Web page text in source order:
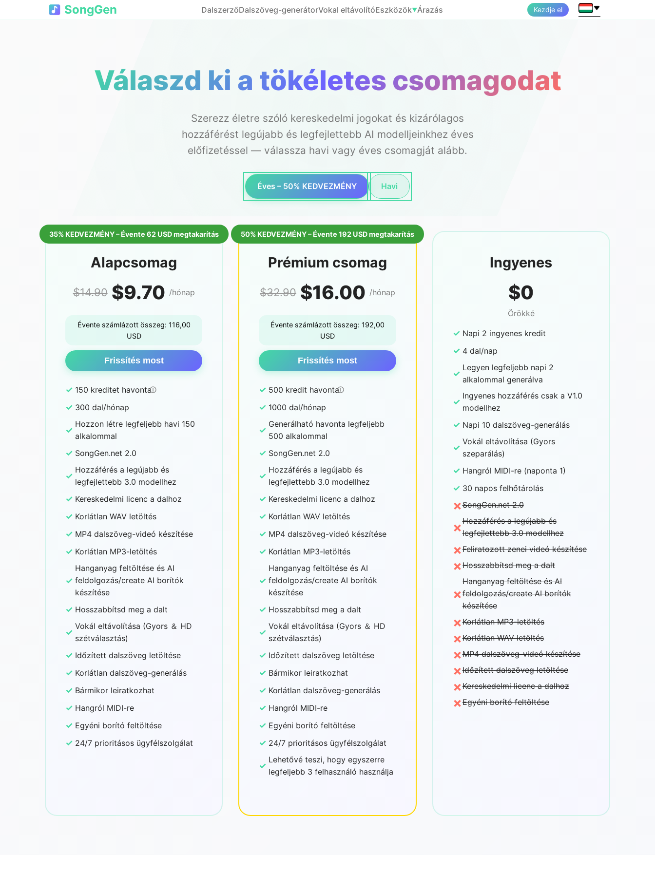
SongGen DalszerzőDalszöveg-generátorVokal eltávolítóEszközök▼Árazás Kezdje el
Válaszd ki a tökéletes csomagodat
Szerezz életre szóló kereskedelmi jogokat és kizárólagos
hozzáférést legújabb és legfejlettebb AI modelljeinkhez éves
előfizetéssel — válassza havi vagy éves csomagját alább.
Éves – 50% KEDVEZMÉNY Havi
35% KEDVEZMÉNY – Évente 62 USD megtakarítás
Alapcsomag
$14.90 $9.70 /hónap
Évente számlázott összeg: 116,00
USD
Frissítés most
✓ 150 kreditet havonta
✓ 300 dal/hónap
✓
Hozzon létre legfeljebb havi 150
alkalommal
✓ SongGen.net 2.0
✓
Hozzáférés a legújabb és
legfejlettebb 3.0 modellhez
✓ Kereskedelmi licenc a dalhoz
✓ Korlátlan WAV letöltés
✓ MP4 dalszöveg-videó készítése
✓ Korlátlan MP3-letöltés
✓
Hanganyag feltöltése és AI
feldolgozás/create AI borítók
készítése
✓ Hosszabbítsd meg a dalt
✓
Vokál eltávolítása (Gyors ＆ HD
szétválasztás)
✓ Időzített dalszöveg letöltése
✓ Korlátlan dalszöveg-generálás
✓ Bármikor leiratkozhat
✓ Hangról MIDI-re
✓ Egyéni borító feltöltése
✓ 24/7 prioritásos ügyfélszolgálat
50% KEDVEZMÉNY – Évente 192 USD megtakarítás
Prémium csomag
$32.90 $16.00 /hónap
Évente számlázott összeg: 192,00
USD
Frissítés most
✓ 500 kredit havonta
✓ 1000 dal/hónap
✓
Generálható havonta legfeljebb
500 alkalommal
✓ SongGen.net 2.0
✓
Hozzáférés a legújabb és
legfejlettebb 3.0 modellhez
✓ Kereskedelmi licenc a dalhoz
✓ Korlátlan WAV letöltés
✓ MP4 dalszöveg-videó készítése
✓ Korlátlan MP3-letöltés
✓
Hanganyag feltöltése és AI
feldolgozás/create AI borítók
készítése
✓ Hosszabbítsd meg a dalt
✓
Vokál eltávolítása (Gyors ＆ HD
szétválasztás)
✓ Időzített dalszöveg letöltése
✓ Bármikor leiratkozhat
✓ Korlátlan dalszöveg-generálás
✓ Hangról MIDI-re
✓ Egyéni borító feltöltése
✓ 24/7 prioritásos ügyfélszolgálat
✓
Lehetővé teszi, hogy egyszerre
legfeljebb 3 felhasználó használja
Ingyenes
$0
Örökké
✓ Napi 2 ingyenes kredit
✓ 4 dal/nap
✓
Legyen legfeljebb napi 2
alkalommal generálva
✓
Ingyenes hozzáférés csak a V1.0
modellhez
✓ Napi 10 dalszöveg-generálás
✓
Vokál eltávolítása (Gyors
szeparálás)
✓ Hangról MIDI-re (naponta 1)
✓ 30 napos felhőtárolás
×SongGen.net 2.0
×Hozzáférés a legújabb és
legfejlettebb 3.0 modellhez
×Feliratozott zenei videó készítése
×Hosszabbítsd meg a dalt
×
Hanganyag feltöltése és AI
feldolgozás/create AI borítók
készítése
×Korlátlan MP3-letöltés
×Korlátlan WAV letöltés
×MP4 dalszöveg-videó készítése
×Időzített dalszöveg letöltése
×Kereskedelmi licenc a dalhoz
×Egyéni borító feltöltése